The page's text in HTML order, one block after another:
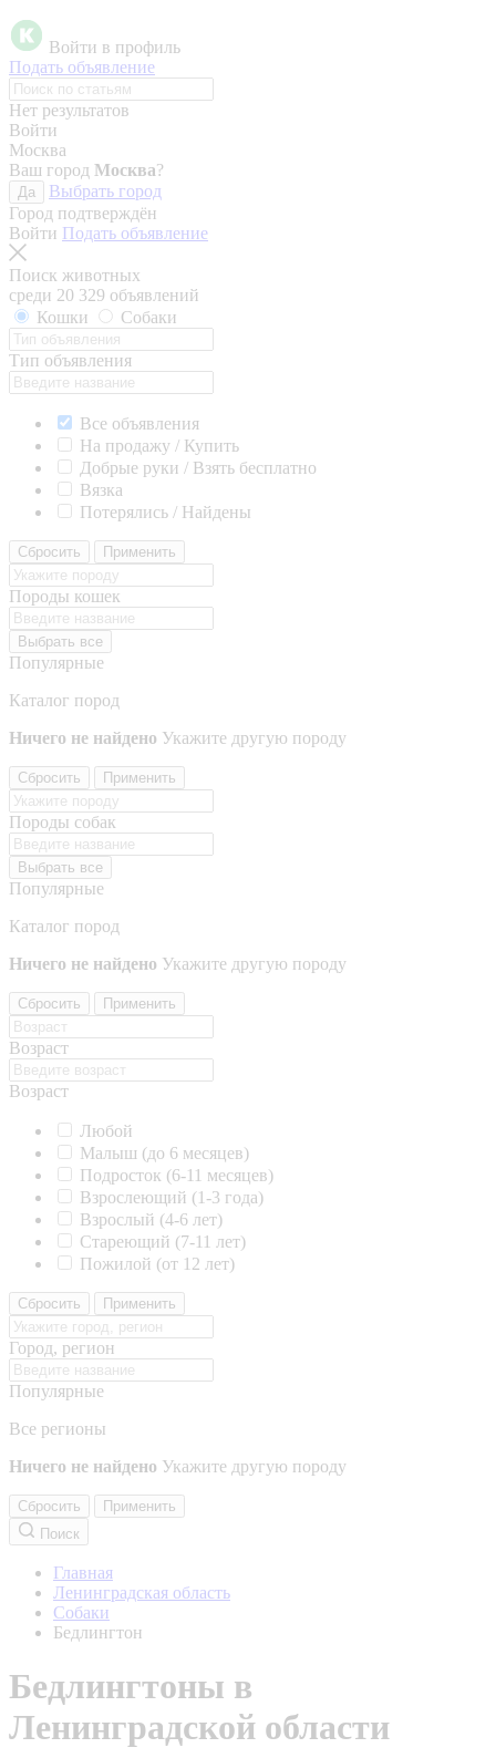
Войти в профиль
Подать объявление
Нет результатов
Войти
Москва
Ваш город Москва?
Да
Выбрать город
Город подтверждён
Войти Подать объявление
Поиск животных
среди 20 329 объявлений
Кошки
Собаки
Тип объявления
Все объявления
На продажу / Купить
Добрые руки / Взять бесплатно
Вязка
Потерялись / Найдены
Сбросить Применить
Породы кошек
Выбрать все
Популярные
Каталог пород
Ничего не найдено Укажите другую породу
Сбросить Применить
Породы собак
Выбрать все
Популярные
Каталог пород
Ничего не найдено Укажите другую породу
Сбросить Применить
Возраст
Возраст
Любой
Малыш (до 6 месяцев)
Подросток (6-11 месяцев)
Взрослеющий (1-3 года)
Взрослый (4-6 лет)
Стареющий (7-11 лет)
Пожилой (от 12 лет)
Сбросить Применить
Город, регион
Популярные
Все регионы
Ничего не найдено Укажите другую породу
Сбросить
Применить
Поиск
Главная
Ленинградская область
Собаки
Бедлингтон
Бедлингтоны в
Ленинградской области